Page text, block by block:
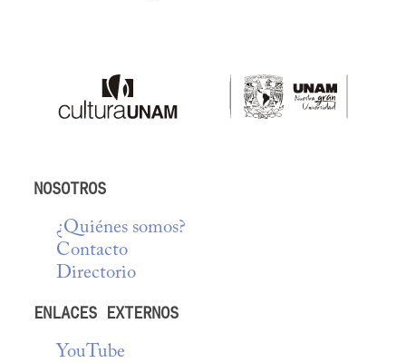
NOSOTROS
¿Quiénes somos?
Contacto
Directorio
ENLACES EXTERNOS
YouTube